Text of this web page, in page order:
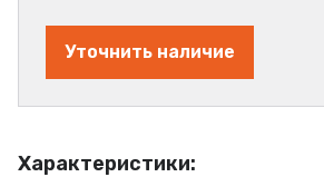
Характеристики:
Уточнить наличие